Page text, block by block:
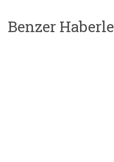
Benzer